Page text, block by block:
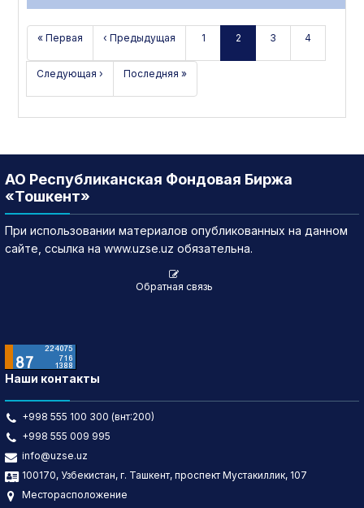
« Первая ‹ Предыдущая 1 2 3 4
Следующая › Последняя »
АО Республиканская Фондовая Биржа
«Тошкент»
При использовании материалов опубликованных на данном
сайте, ссылка на www.uzse.uz обязательна.
Обратная связь
Наши контакты
+998 555 100 300 (внт:200)
+998 555 009 995
info@uzse.uz
100170, Узбекистан, г. Ташкент, проспект Мустакиллик, 107
Месторасположение